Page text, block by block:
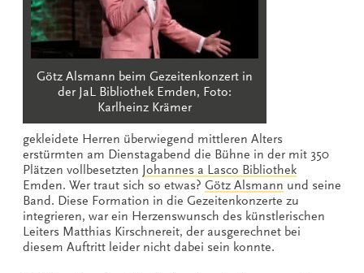
Götz Alsmann beim Gezeitenkonzert in
der JaL Bibliothek Emden, Foto:
Karlheinz Krämer
gekleidete Herren überwiegend mittleren Alters
erstürmten am Dienstagabend die Bühne in der mit 350
Plätzen vollbesetzten Johannes a Lasco Bibliothek
Emden. Wer traut sich so etwas? Götz Alsmann und seine
Band. Diese Formation in die Gezeitenkonzerte zu
integrieren, war ein Herzenswunsch des künstlerischen
Leiters Matthias Kirschnereit, der ausgerechnet bei
diesem Auftritt leider nicht dabei sein konnte.